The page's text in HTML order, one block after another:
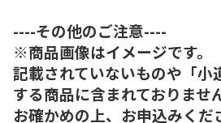
----その他のご注意----
※商品画像はイメージです。
記載されていないものや「小
する商品に含まれておりませ
お確かめの上、お申込みくだ